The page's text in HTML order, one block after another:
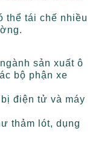
thể tái chế nhiều
sản xuất ô
bộ phận xe
điện tử và máy
thảm lót, dụng